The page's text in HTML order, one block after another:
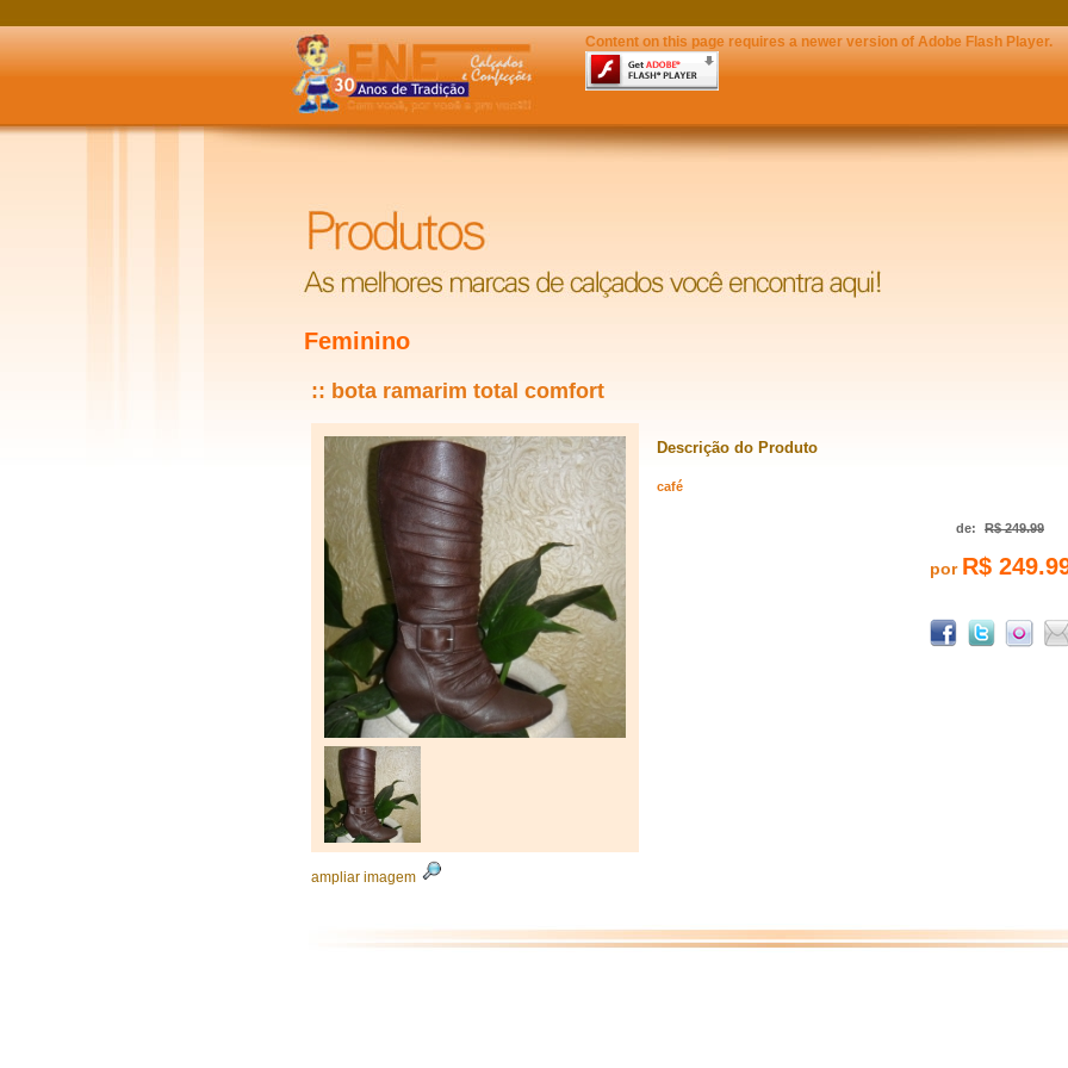
Content on this page requires a newer version of Adobe Flash Player.
Feminino
:: bota ramarim total comfort
ampliar imagem
Descrição do Produto
café
de: R$ 249.99
por R$